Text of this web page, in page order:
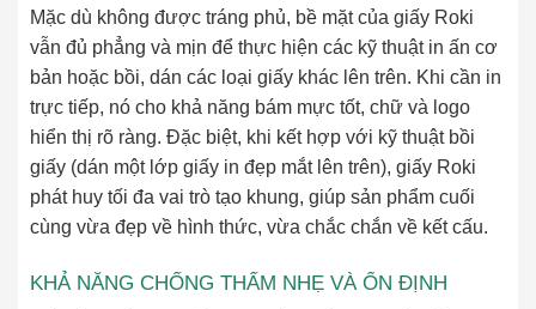
Mặc dù không được tráng phủ, bề mặt của giấy Roki
vẫn đủ phẳng và mịn để thực hiện các kỹ thuật in ấn cơ
bản hoặc bồi, dán các loại giấy khác lên trên. Khi cần in
trực tiếp, nó cho khả năng bám mực tốt, chữ và logo
hiển thị rõ ràng. Đặc biệt, khi kết hợp với kỹ thuật bồi
giấy (dán một lớp giấy in đẹp mắt lên trên), giấy Roki
phát huy tối đa vai trò tạo khung, giúp sản phẩm cuối
cùng vừa đẹp về hình thức, vừa chắc chắn về kết cấu.
KHẢ NĂNG CHỐNG THẤM NHẸ VÀ ỔN ĐỊNH